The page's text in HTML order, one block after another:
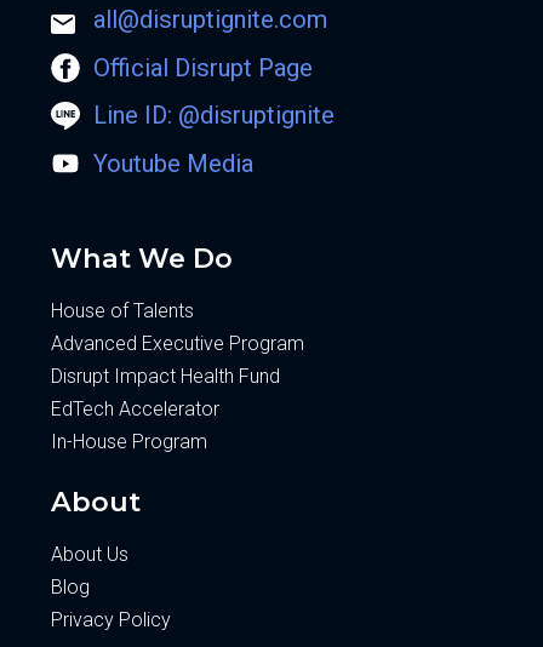
all@disruptignite.com
Official Disrupt Page
Line ID: @disruptignite
Youtube Media
What We Do
House of Talents
Advanced Executive Program
Disrupt Impact Health Fund
EdTech Accelerator
In-House Program
About
About Us
Blog
Privacy Policy